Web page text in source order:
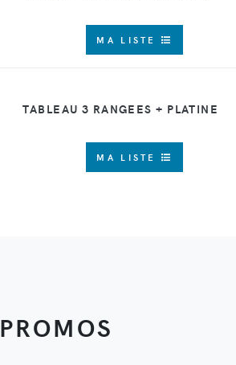
MA LISTE
TABLEAU 3 RANGEES + PLATINE
MA LISTE
PROMOS